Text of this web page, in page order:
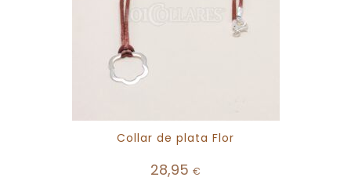
Collar de plata Flor
28,95 €